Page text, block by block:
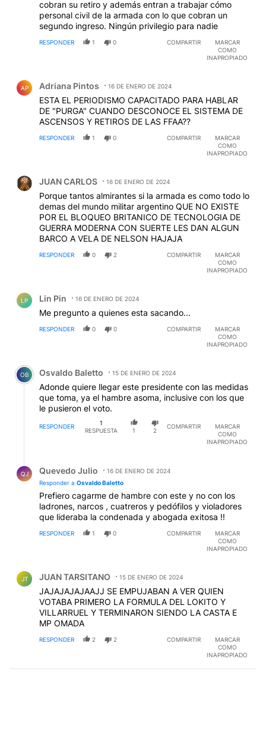
cobran su retiro y además entran a trabajar cómo
personal civil de la armada con lo que cobran un
segundo ingreso. Ningún privilegio para nadie
RESPONDER 1 0 COMPARTIR
MARCAR
COMO
INAPROPIADO
AP Adriana Pintos 16 DE ENERO DE 2024
ESTA EL PERIODISMO CAPACITADO PARA HABLAR
DE "PURGA" CUANDO DESCONOCE EL SISTEMA DE
ASCENSOS Y RETIROS DE LAS FFAA??
RESPONDER 1 0 COMPARTIR
MARCAR
COMO
INAPROPIADO
JUAN CARLOS 16 DE ENERO DE 2024
Porque tantos almirantes si la armada es como todo lo
demas del mundo militar argentino QUE NO EXISTE
POR EL BLOQUEO BRITANICO DE TECNOLOGIA DE
GUERRA MODERNA CON SUERTE LES DAN ALGUN
BARCO A VELA DE NELSON HAJAJA
RESPONDER 0 2 COMPARTIR
MARCAR
COMO
INAPROPIADO
LP Lin Pin 16 DE ENERO DE 2024
Me pregunto a quienes esta sacando...
RESPONDER 0 0 COMPARTIR
MARCAR
COMO
INAPROPIADO
Comentario de Osvaldo Baletto.
OB Osvaldo Baletto 15 DE ENERO DE 2024
Adonde quiere llegar este presidente con las medidas
que toma, ya el hambre asoma, inclusive con los que
le pusieron el voto.
RESPONDER
1
RESPUESTA
1 2
COMPARTIR
MARCAR
COMO
INAPROPIADO
QJ Quevedo Julio
16 DE ENERO DE 2024
Responder a Osvaldo Baletto
Prefiero cagarme de hambre con este y no con los
ladrones, narcos , cuatreros y pedófilos y violadores
que lideraba la condenada y abogada exitosa !!
RESPONDER 1 0 COMPARTIR
MARCAR
COMO
INAPROPIADO
JT JUAN TARSITANO 15 DE ENERO DE 2024
JAJAJAJAJAAJJ SE EMPUJABAN A VER QUIEN
VOTABA PRIMERO LA FORMULA DEL LOKITO Y
VILLARRUEL Y TERMINARON SIENDO LA CASTA E
MP OMADA
RESPONDER 2 2 COMPARTIR
MARCAR
COMO
INAPROPIADO